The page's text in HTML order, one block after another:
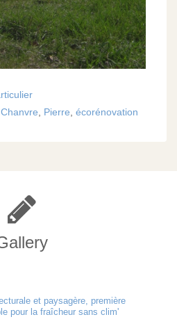
, Pierre, écorénovation
et paysagère, première
pour la fraîcheur sans clim'